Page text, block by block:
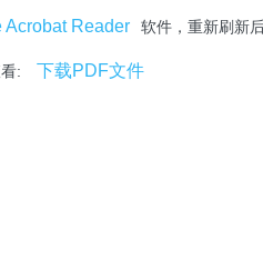
Acrobat Reader 软件，重新刷新
: 下载PDF文件